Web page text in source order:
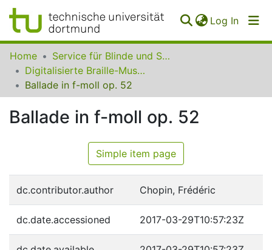
Log In
Communities
Collections
Home
Service für Blinde und Sehbehinderte der UB Dortmund
Digitalisierte Braille-Musik-Matrizen des VzfB
Ballade in f-moll op. 52
Ballade in f-moll op. 52
Simple item page
dc.contributor.author Chopin, Frédéric
dc.date.accessioned 2017-03-29T10:57:23Z